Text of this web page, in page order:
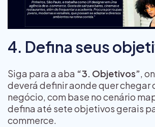
4. Defina seus
Siga para a aba “3. Objetivos”,
deverá definir aonde quer chegar
negócio, com base no cenário
defina até sete objetivos gerais
commerce.